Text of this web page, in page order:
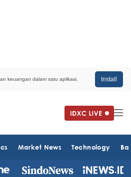
keuangan dalam satu aplikasi. Install
Market News Technology